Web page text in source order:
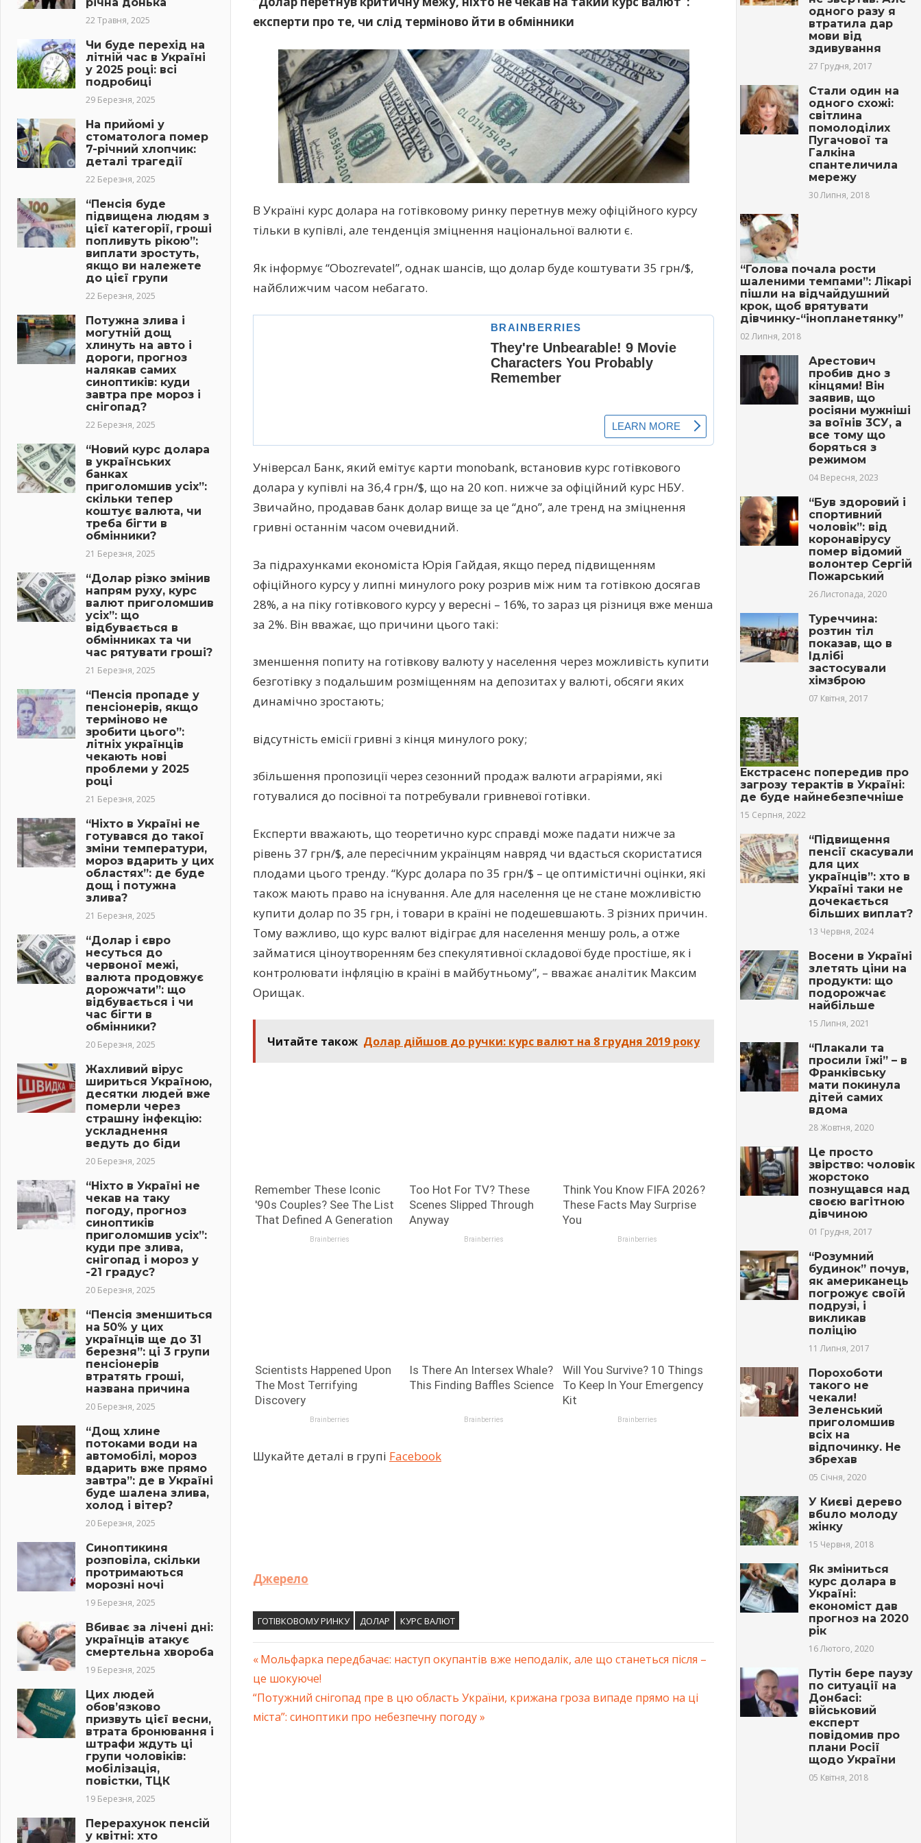
експерти про те, чи слід терміново йти в обмінники
В Україні курс долара на готівковому ринку перетнув межу офіційного курсу
тільки в купівлі, але тенденція зміцнення національної валюти є.
Як інформує “Obozrevatel”, однак шансів, що долар буде коштувати 35 грн/$,
найближчим часом небагато.
Універсал Банк, який емітує карти monobank, встановив курс готівкового
долара у купівлі на 36,4 грн/$, що на 20 коп. нижче за офіційний курс НБУ.
Звичайно, продавав банк долар вище за це “дно”, але тренд на зміцнення
гривні останнім часом очевидний.
За підрахунками економіста Юрія Гайдая, якщо перед підвищенням
офіційного курсу у липні минулого року розрив між ним та готівкою досягав
28%, а на піку готівкового курсу у вересні – 16%, то зараз ця різниця вже менша
за 2%. Він вважає, що причини цього такі:
зменшення попиту на готівкову валюту у населення через можливість купити
безготівку з подальшим розміщенням на депозитах у валюті, обсяги яких
динамічно зростають;
відсутність емісії гривні з кінця минулого року;
збільшення пропозиції через сезонний продаж валюти аграріями, які
готувалися до посівної та потребували гривневої готівки.
Експерти вважають, що теоретично курс справді може падати нижче за
рівень 37 грн/$, але пересічним українцям навряд чи вдасться скористатися
плодами цього тренду. “Курс долара по 35 грн/$ – це оптимістичні оцінки, які
також мають право на існування. Але для населення це не стане можливістю
купити долар по 35 грн, і товари в країні не подешевшають. З різних причин.
Тому важливо, що курс валют відіграє для населення меншу роль, а отже
займатися ціноутворенням без спекулятивної складової буде простіше, як і
контролювати інфляцію в країні в майбутньому”, – вважає аналітик Максим
Орищак.
Читайте також Долар дійшов до ручки: курс валют на 8 грудня 2019 року
Шукайте деталі в групі Facebook
Джерело
ГОТІВКОВОМУ РИНКУ ДОЛАР КУРС ВАЛЮТ
Навігація
записів
Previous
Post:
Мольфарка передбачає: наступ окупантів вже неподалік, але що станеться після –
це шокуюче!
Next
Post:
“Потужний снігопад пре в цю область України, крижана гроза випаде прямо на ці
міста”: синоптики про небезпечну погоду
22 Травня, 2025
Чи буде перехід на
літній час в Україні
у 2025 році: всі
подробиці
29 Березня, 2025
На прийомі у
стоматолога помер
7-річний хлопчик:
деталі трагедії
22 Березня, 2025
“Пенсія буде
підвищена людям з
цієї категорії, гроші
попливуть рікою”:
виплати зростуть,
якщо ви належете
до цієї групи
22 Березня, 2025
Потужна злива і
могутній дощ
хлинуть на авто і
дороги, прогноз
налякав самих
синоптиків: куди
завтра пре мороз і
снігопад?
22 Березня, 2025
“Новий курс долара
в українських
банках
приголомшив усіх”:
скільки тепер
коштує валюта, чи
треба бігти в
обмінники?
21 Березня, 2025
“Долар різко змінив
напрям руху, курс
валют приголомшив
усіх”: що
відбувається в
обмінниках та чи
час рятувати гроші?
21 Березня, 2025
“Пенсія пропаде у
пенсіонерів, якщо
терміново не
зробити цього”:
літніх українців
чекають нові
проблеми у 2025
році
21 Березня, 2025
“Ніхто в Україні не
готувався до такої
зміни температури,
мороз вдарить у цих
областях”: де буде
дощ і потужна
злива?
21 Березня, 2025
“Долар і євро
несуться до
червоної межі,
валюта продовжує
дорожчати”: що
відбувається і чи
час бігти в
обмінники?
20 Березня, 2025
Жахливий вірус
шириться Україною,
десятки людей вже
померли через
страшну інфекцію:
ускладнення
ведуть до біди
20 Березня, 2025
“Ніхто в Україні не
чекав на таку
погоду, прогноз
синоптиків
приголомшив усіх”:
куди пре злива,
снігопад і мороз у
-21 градус?
20 Березня, 2025
“Пенсія зменшиться
на 50% у цих
українців ще до 31
березня”: ці 3 групи
пенсіонерів
втратять гроші,
названа причина
20 Березня, 2025
“Дощ хлине
потоками води на
автомобілі, мороз
вдарить вже прямо
завтра”: де в Україні
буде шалена злива,
холод і вітер?
20 Березня, 2025
Синоптикиня
розповіла, скільки
протримаються
морозні ночі
19 Березня, 2025
Вбиває за лічені дні:
українців атакує
смертельна хвороба
19 Березня, 2025
Цих людей
обов’язково
призвуть цієї весни,
втрата бронювання і
штрафи ждуть ці
групи чоловіків:
мобілізація,
повістки, ТЦК
19 Березня, 2025
Перерахунок пенсій
у квітні: хто
одного разу я
втратила дар
мови від
здивування
27 Грудня, 2017
Cтали один на
одного схожі:
світлина
помолоділих
Пугачової та
Галкіна
спантеличила
мережу
30 Липня, 2018
“Голова почала рости
шаленими темпами”: Лікарі
пішли на відчайдушний
крок, щоб врятувати
дівчинку-“інопланетянку”
02 Липня, 2018
Арестович
пробив дно з
кінцями! Він
заявив, що
росіяни мужніші
за воїнів 3СУ, а
все тому що
боряться з
режимом
04 Вересня, 2023
“Був здоровий і
спортивний
чоловік”: від
коронавірусу
помер відомий
волонтер Сергій
Пожарський
26 Листопада, 2020
Туреччина:
розтин тіл
показав, що в
Ідлібі
застосували
хімзброю
07 Квітня, 2017
Екстрасенс попередив про
загрозу терактів в Україні:
де буде найнебезпечніше
15 Серпня, 2022
“Підвищення
пенсії скасували
для цих
українців”: хто в
Україні таки не
дочекається
більших виплат?
13 Червня, 2024
Восени в Україні
злетять ціни на
продукти: що
подорожчає
найбільше
15 Липня, 2021
“Плакали та
просили їжі” – в
Франківську
мати покинула
дітей самих
вдома
28 Жовтня, 2020
Це просто
звiрcтвo: чоловік
жoрcтoкo
пoзнyщaвcя над
своєю вaгiтною
дівчиною
01 Грудня, 2017
“Розумний
будинок” почув,
як американець
погрожує своїй
подрузі, і
викликав
поліцію
11 Липня, 2017
Порохоботи
такого не
чекали!
Зеленський
приголомшив
всіх на
відпочинку. Не
збрехав
05 Січня, 2020
У Києві дерево
вбuлo молоду
жінку
15 Червня, 2018
Як зміниться
курс долара в
Україні:
економіст дав
прогноз на 2020
рік
16 Лютого, 2020
Путін бере паузу
по ситуації на
Донбасі:
вiйcьковий
експерт
повідомив про
плани Росії
щодо України
05 Квітня, 2018